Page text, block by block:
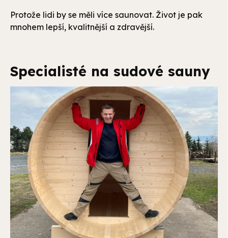
Protože lidi by se měli více saunovat. Život je pak
mnohem lepší, kvalitnější a zdravější.
Specialisté na sudové sauny